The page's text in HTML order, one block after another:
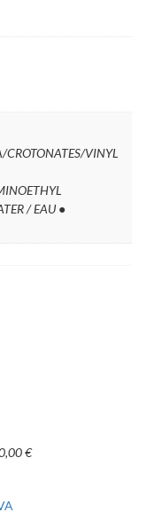
VINYL
/ EAU ●
€